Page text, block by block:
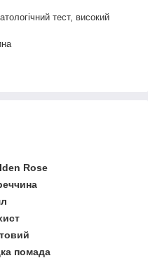
тест, високий
Rose
помада